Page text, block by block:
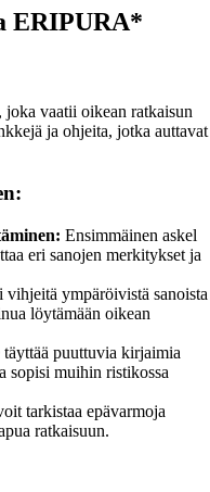
ERIPURA*
vaatii oikean ratkaisun
ja ohjeita, jotka auttavat
Ensimmäinen askel
eri sanojen merkitykset ja
vihjeitä ympäröivistä sanoista
löytämään oikean
puuttuvia kirjaimia
sopisi muihin ristikossa
tarkistaa epävarmoja
ratkaisuun.